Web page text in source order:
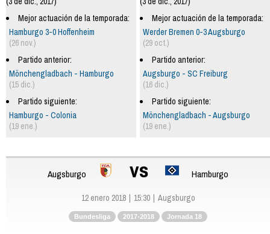
Mejor actuación de la temporada:
Werder Bremen 0-3 Augsburgo
(29 oct.)
Partido anterior:
Augsburgo - SC Freiburg
(16 dic.)
Partido siguiente:
Mönchengladbach - Augsburgo
(19 ene.)
Mejor actuación de la temporada:
Hamburgo 3-0 Hoffenheim
(26 nov.)
Partido anterior:
Mönchengladbach - Hamburgo
(15 dic.)
Partido siguiente:
Hamburgo - Colonia
(19 ene.)
Augsburgo vs Hamburgo
12 enero 2018 15:30 Augsburgo
Bundesliga 2017-2018 Jornada 18